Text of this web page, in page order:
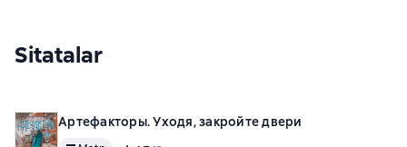
Sitatalar
Артефакторы. Уходя, закройте двери